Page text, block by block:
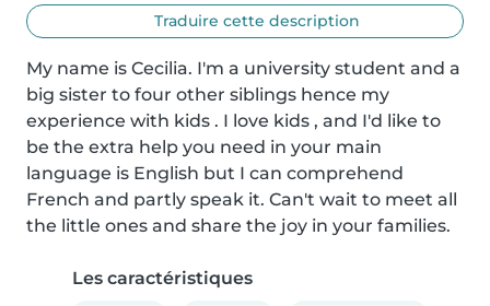
Traduire cette description
My name is Cecilia. I'm a university student and a
big sister to four other siblings hence my
experience with kids . I love kids , and I'd like to
be the extra help you need in your main
language is English but I can comprehend
French and partly speak it. Can't wait to meet all
the little ones and share the joy in your families.
Les caractéristiques